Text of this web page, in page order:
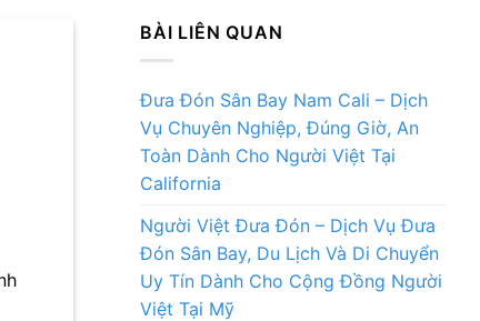
BÀI LIÊN QUAN
Đưa Đón Sân Bay Nam Cali – Dịch
Vụ Chuyên Nghiệp, Đúng Giờ, An
Toàn Dành Cho Người Việt Tại
California
Người Việt Đưa Đón – Dịch Vụ Đưa
Đón Sân Bay, Du Lịch Và Di Chuyển
Uy Tín Dành Cho Cộng Đồng Người
Việt Tại Mỹ